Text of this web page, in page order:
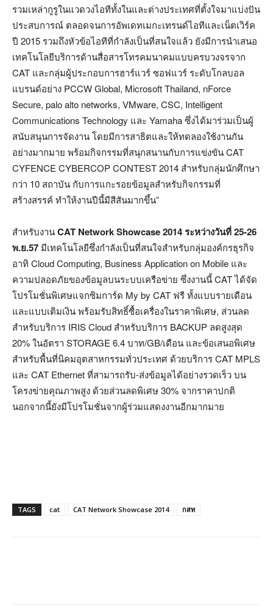
รวมเหล่ากูรูในแวดวงไอทีทั้งในและต่างประเทศที่ตั้งใจมาแบ่งปัน
ประสบการณ์ ตลอดจนการอัพเดทเมกะเทรนด์ไอทีและเน็ตเวิร์ค
ปี 2015 รวมถึงหัวข้อไอทีที่กำลังเป็นที่สนใจแล้ว ยังมีการนำเสนอ
เทคโนโลยีบริการด้านสื่อสารโทรคมนาคมแบบครบวงจรจาก
CAT และกลุ่มผู้ประกอบการฮาร์แวร์ ซอฟแวร์ ระดับโกลบอล
แบรนด์อย่าง PCCW Global, Microsoft Thailand, nForce
Secure, palo alto networks, VMware, CSC, Intelligent
Communications Technology และ Yamaha ซึ่งได้มาร่วมเป็นผู้
สนับสนุนการจัดงาน โดยมีการสาธิตและให้ทดลองใช้งานกัน
อย่างมากมาย พร้อมกิจกรรมที่สนุกสนานกับการแข่งขัน CAT
CYFENCE CYBERCOP CONTEST 2014 สำหรับกลุ่มนักศึกษา
กว่า 10 สถาบัน กับการแกะรอยข้อมูลสำหรับกิจกรรมที่
สร้างสรรค์ ทำให้งานปีนี้มีสีสันมากขึ้น”
สำหรับงานCAT Network Showcase 2014 ระหว่างวันที่ 25-26
พ.ย.57 มีเทคโนโลยีซึ่งกำลังเป็นที่สนใจสำหรับกลุ่มองค์กรธุรกิจ
อาทิ Cloud Computing, Business Application on Mobile และ
ความปลอดภัยของข้อมูลบนระบบเครือข่าย ซึ่งงานนี้ CAT ได้จัด
โปรโมชั่นพิเศษแจกซิมการ์ด My by CAT ฟรี ทั้งแบบรายเดือน
และแบบเติมเงิน พร้อมรับสิทธิ์ซื้อเครื่องในราคาพิเศษ, ส่วนลด
สำหรับบริการ IRIS Cloud สำหรับบริการ BACKUP ลดสูงสุด
20% ในอัตรา STORAGE 6.4 บาท/GB/เดือน และข้อเสนอพิเศษ
สำหรับพื้นที่นิคมอุตสาหกรรมทั่วประเทศ ด้วยบริการ CAT MPLS
และ CAT Ethernet ที่สามารถรับ-ส่งข้อมูลได้อย่างรวดเร็ว บน
โครงข่ายคุณภาพสูง ด้วยส่วนลดพิเศษ 30% จากราคาปกติ
นอกจากนี้ยังมีโปรโมชั่นจากผู้ร่วมแสดงงานอีกมากมาย
TAGS cat CAT Network Showcase 2014 กสท